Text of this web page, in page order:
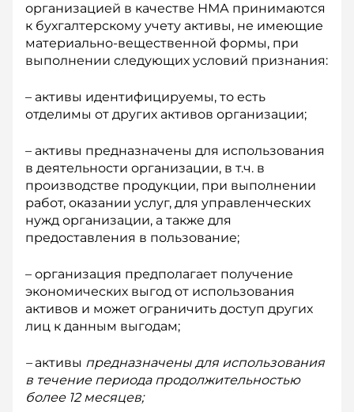
организацией в качестве НМА принимаются
к бухгалтерскому учету активы, не имеющие
материально-вещественной формы, при
выполнении следующих условий признания:
– активы идентифицируемы, то есть
отделимы от других активов организации;
– активы предназначены для использования
в деятельности организации, в т.ч. в
производстве продукции, при выполнении
работ, оказании услуг, для управленческих
нужд организации, а также для
предоставления в пользование;
– организация предполагает получение
экономических выгод от использования
активов и может ограничить доступ других
лиц к данным выгодам;
–активы предназначены для использования
в течение периода продолжительностью
более 12 месяцев;